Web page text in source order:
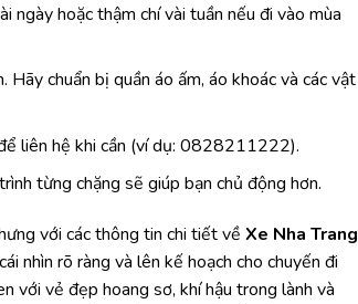
hoặc thậm chí vài tuần nếu đi vào mùa
chuẩn bị quần áo ấm, áo khoác và các vật
liên hệ khi cần (ví dụ: 0828211222).
từng chặng sẽ giúp bạn chủ động hơn.
với các thông tin chi tiết về Xe Nha Trang
nhìn rõ ràng và lên kế hoạch cho chuyến đi
với vẻ đẹp hoang sơ, khí hậu trong lành và